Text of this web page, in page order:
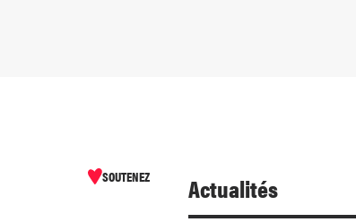
SOUTENEZ Actualités